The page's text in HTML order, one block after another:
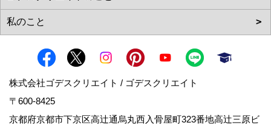
株式会社ゴデスクリエイト / ゴデスクリエイト
〒600-8425
京都府京都市下京区高辻通烏丸西入骨屋町323番地高辻三原ビ